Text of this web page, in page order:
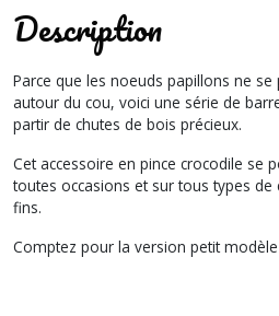
Description
Parce que les noeuds papillons ne
autour du cou, voici une série de
partir de chutes de bois précieux.
Cet accessoire en pince crocodile se
toutes occasions et sur tous types de
fins.
Comptez pour la version petit